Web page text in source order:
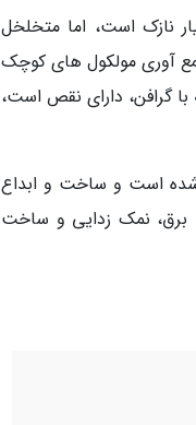
نازک است، اما متخلخل
آوری مولکول های کوچک
گرافن، دارای نقص است،
شده است و ساخت و ابداع
برق، نمک زدایی و ساخت